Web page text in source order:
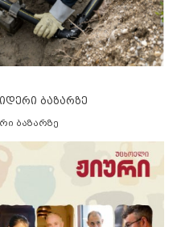
ბაზარზე
ბაზარზე